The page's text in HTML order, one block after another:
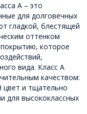
А – это
для долговечных
гладкой, блестящей
оттенком
которое
вида. Класс А
качеством:
и тщательно
для высококлассных